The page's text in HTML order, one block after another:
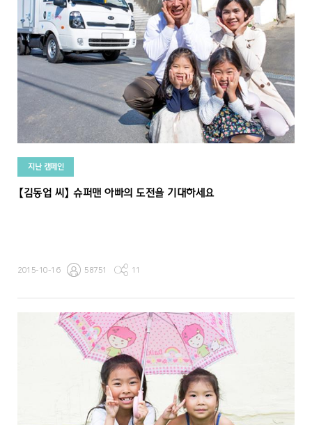
지난 캠페인
【김동업 씨】 슈퍼맨 아빠의 도전을 기대하세요
2015-10-16 58751 11